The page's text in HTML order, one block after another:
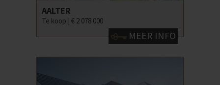
AALTER
Te koop | € 2 078 000
MEER INFO